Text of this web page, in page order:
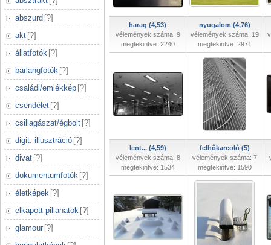
abszurd [?]
akt [?]
állatfotók [?]
barlangfotók [?]
családi/emlékkép [?]
csendélet [?]
csillagászat/égbolt [?]
digit. illusztráció [?]
divat [?]
dokumentumfotók [?]
életképek [?]
elkapott pillanatok [?]
glamour [?]
harag (4,53)
vélemények száma: 9
megtekintve: 2240
nyugalom (4,76)
vélemények száma: 19
megtekintve: 2971
lent... (4,59)
vélemények száma: 8
megtekintve: 1534
felhőkarcoló (5)
vélemények száma: 7
megtekintve: 1590